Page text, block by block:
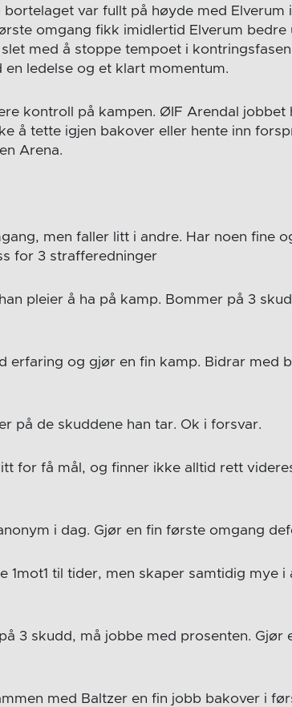
var fullt på høyde med Elverum
omgang fikk imidlertid Elverum bedre
med å stoppe tempoet i
en ledelse og et klart momentum.
kontroll på kampen. ØIF Arendal jobbet
å tette igjen bakover eller hente inn
Arena.
men faller litt i andre. Har noen fine
for 3 strafferedninger
pleier å ha på kamp. Bommer på 3
erfaring og gjør en fin kamp. Bidrar med
på de skuddene han tar. Ok i forsvar.
for få mål, og finner ikke alltid rett
i dag. Gjør en fin første omgang
1mot1 til tider, men skaper samtidig mye i
3 skudd, må jobbe med prosenten. Gjør
med Baltzer en fin jobb bakover i